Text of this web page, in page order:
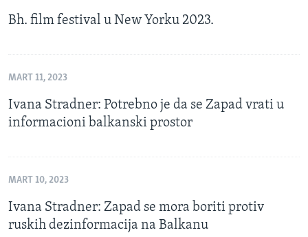
Bh. film festival u New Yorku 2023.
MART 11, 2023
Ivana Stradner: Potrebno je da se Zapad vrati u
informacioni balkanski prostor
MART 10, 2023
Ivana Stradner: Zapad se mora boriti protiv
ruskih dezinformacija na Balkanu